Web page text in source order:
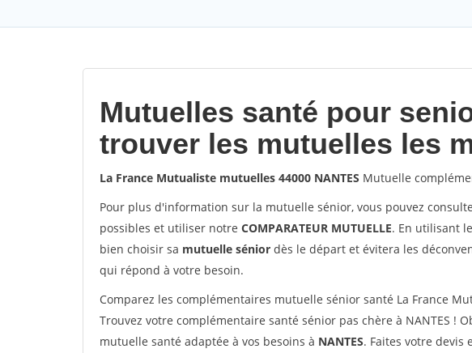
Mutuelles santé pour
trouver les mutuelles les
La France Mutualiste mutuelles 44000 NANTES Mutuelle
Pour plus d'information sur la mutuelle sénior, vous pouvez
possibles et utiliser notre COMPARATEUR MUTUELLE. En utilisant
bien choisir sa mutuelle sénior dès le départ et évitera les
qui répond à votre besoin.
Comparez les complémentaires mutuelle sénior santé La France
Trouvez votre complémentaire santé sénior pas chère à NANTES !
mutuelle santé adaptée à vos besoins à NANTES. Faites votre devis